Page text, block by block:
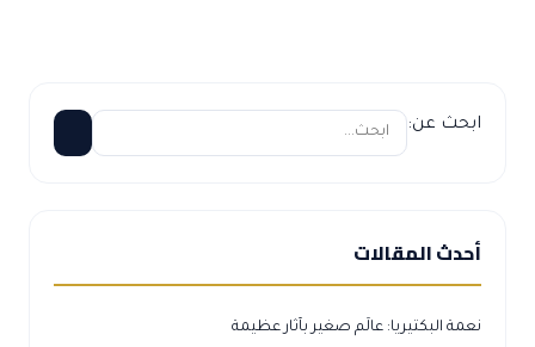
ابحث عن:
أحدث المقالات
نعمة البكتيريا: عالَم صغير بآثار عظيمة